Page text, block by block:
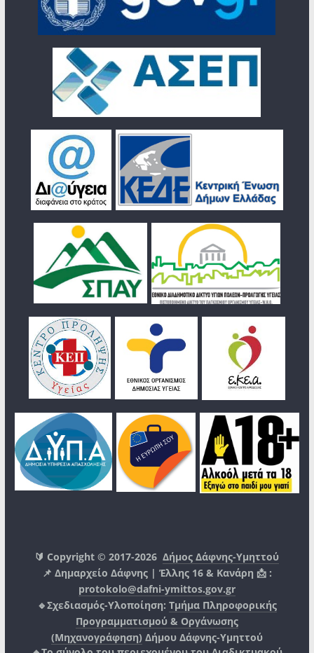
🔰 Copyright © 2017-2026Δήμος Δάφνης-Υμηττού
📌 Δημαρχείο Δάφνης | Έλλης 16 & Κανάρη 📩 :
protokolo@dafni-ymittos.gov.gr
🔹Σχεδιασμός-Υλοποίηση: Τμήμα Πληροφορικής
Προγραμματισμού & Οργάνωσης
(Μηχανογράφηση) Δήμου Δάφνης-Υμηττού